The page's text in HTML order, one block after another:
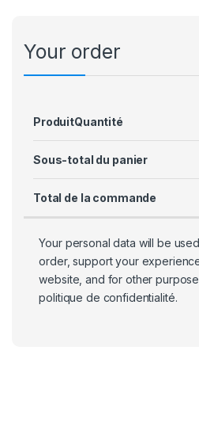
Your order
ProduitQuantité
Sous-total du panier
Total de la commande
Your personal data will be
order, support your
website, and for other
politique de confidentialité.